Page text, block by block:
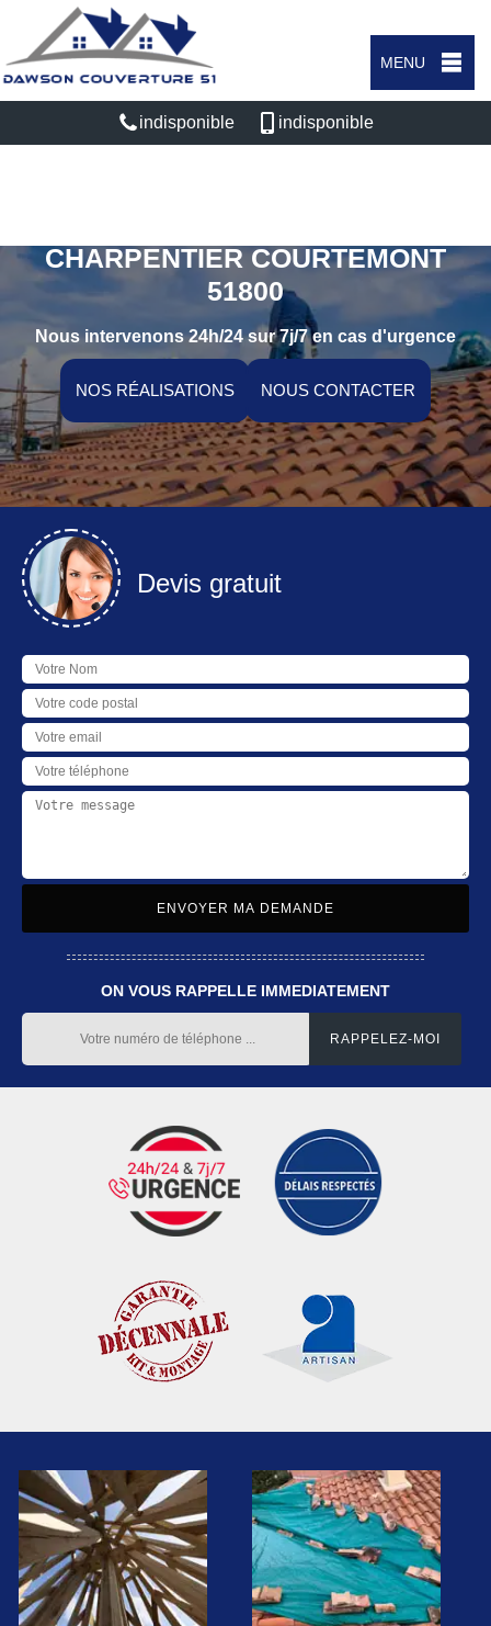
MENU
indisponible indisponible
CHARPENTIER COURTEMONT
51800
Nous intervenons 24h/24 sur 7j/7 en cas d'urgence
NOS RÉALISATIONS NOUS CONTACTER
Devis gratuit
ON VOUS RAPPELLE IMMEDIATEMENT